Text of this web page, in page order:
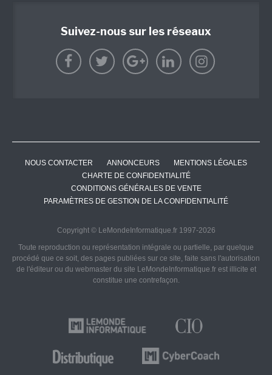
Suivez-nous sur les réseaux
NOUS CONTACTER ANNONCEURS
MENTIONS LÉGALES
CHARTE DE CONFIDENTIALITÉ
CONDITIONS GÉNÉRALES DE VENTE
PARAMÈTRES DE GESTION DE LA CONFIDENTIALITÉ
Copyright © LeMondeInformatique.fr 1997-2026
Toute reproduction ou représentation intégrale ou partielle, par quelque
procédé que ce soit, des pages publiées sur ce site, faite sans l'autorisation
de l'éditeur ou du webmaster du site LeMondeInformatique.fr est illicite et
constitue une contrefaçon.